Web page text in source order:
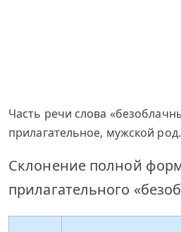
Часть речи слова
прилагательное, мужской род.
Склонение полной
прилагательного